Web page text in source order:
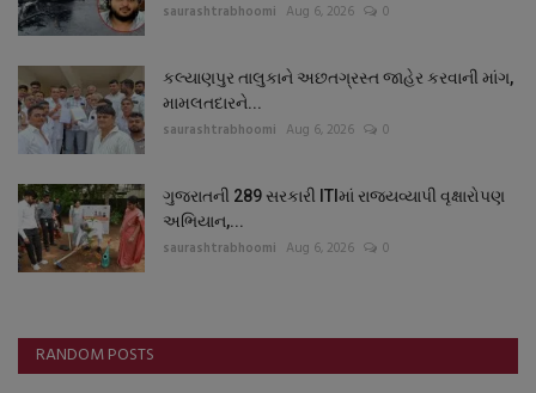
saurashtrabhoomi Aug 6, 2026 0
કલ્યાણપુર તાલુકાને અછતગ્રસ્ત જાહેર કરવાની માંગ,
મામલતદારને...
saurashtrabhoomi Aug 6, 2026 0
ગુજરાતની 289 સરકારી ITIમાં રાજ્યવ્યાપી વૃક્ષારોપણ
અભિયાન,...
saurashtrabhoomi Aug 6, 2026 0
RANDOM POSTS